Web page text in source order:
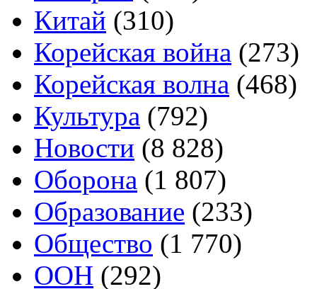
Китай (310)
Корейская война (273)
Корейская волна (468)
Культура (792)
Новости (8 828)
Оборона (1 807)
Образование (233)
Общество (1 770)
ООН (292)